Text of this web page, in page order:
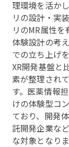
理環境を活か
リの設計・実
リのMR属性
体験設計の考
での立ち上げ
XR開発基盤と
素が整理され
す。医薬情報
けの体験型コ
ており、開発
託開発企業な
な対象となりま